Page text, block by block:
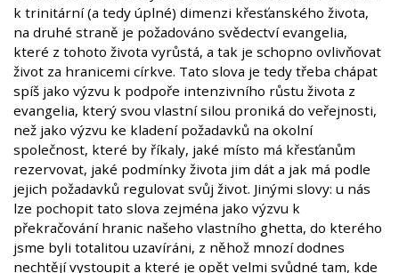
k trinitární (a tedy úplné) dimenzi křesťanského života,
na druhé straně je požadováno svědectví evangelia,
které z tohoto života vyrůstá, a tak je schopno ovlivňovat
život za hranicemi církve. Tato slova je tedy třeba chápat
spíš jako výzvu k podpoře intenzivního růstu života z
evangelia, který svou vlastní silou proniká do veřejnosti,
než jako výzvu ke kladení požadavků na okolní
společnost, které by říkaly, jaké místo má křesťanům
rezervovat, jaké podmínky života jim dát a jak má podle
jejich požadavků regulovat svůj život. Jinými slovy: u nás
lze pochopit tato slova zejména jako výzvu k
překračování hranic našeho vlastního ghetta, do kterého
jsme byli totalitou uzavíráni, z něhož mnozí dodnes
nechtějí vystoupit a které je opět velmi svůdné tam, kde